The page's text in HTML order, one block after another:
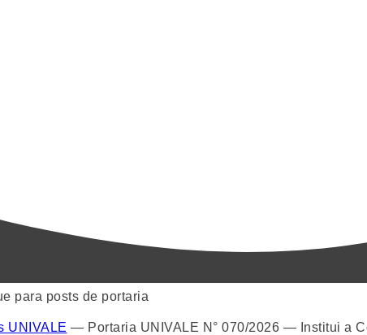
UNIVALE — Portaria UNIVALE N° 070/2026 — Institui a